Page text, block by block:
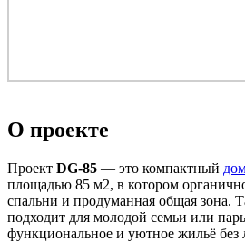
О проекте
Проект DG-85 — это компактный
площадью 85 м2, в котором
спальни и продуманная общая зона.
подходит для молодой семьи или
функциональное и уютное жильё